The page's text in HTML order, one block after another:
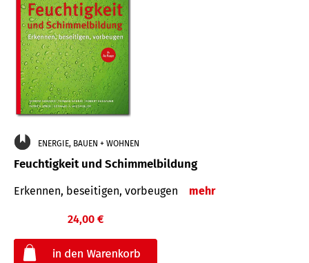
ENERGIE, BAUEN + WOHNEN
Feuchtigkeit und Schimmelbildung
Erkennen, beseitigen, vorbeugen mehr
24,00 €